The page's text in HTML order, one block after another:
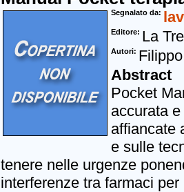
Segnalato da
Editore La
Autori
Abstract
Pocket
accurata
affiancate
e sulle
tenere nelle urgenze
interferenze tra farmaci